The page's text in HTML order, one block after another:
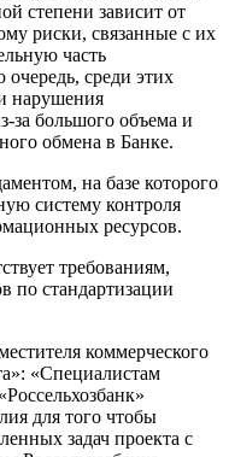
степени зависит от
риски, связанные с их
часть
среди этих
нарушения
за большого объема и
обмена в Банке.
на базе которого
систему контроля
ресурсов.
требованиям,
по стандартизации
коммерческого
«Специалистам
для того чтобы
задач проекта с